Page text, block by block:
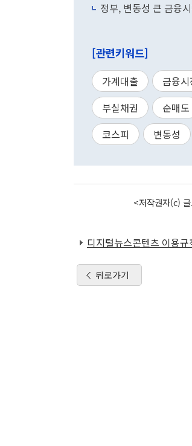
정부, 변동성 큰 금융
[관련키워드]
가계대출 금융
부실채권
순매도
코스피
변동성
<저작권자(c)
디지털뉴스콘텐츠 이용규
뒤로가기